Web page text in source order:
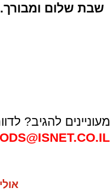
שבת שלום ומבורך.
מעוניינים להגיב?